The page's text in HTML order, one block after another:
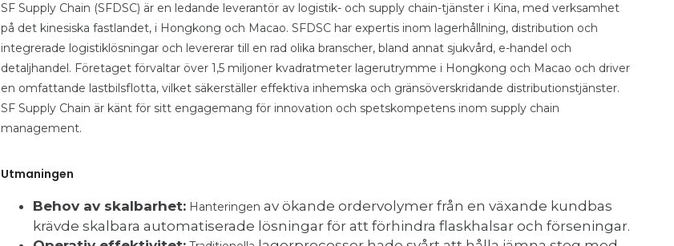
SF Supply Chain (SFDSC) är en ledande leverantör av logistik- och supply chain-tjänster i Kina, med verksamhet
på det kinesiska fastlandet, i Hongkong och Macao. SFDSC har expertis inom lagerhållning, distribution och
integrerade logistiklösningar och levererar till en rad olika branscher, bland annat sjukvård, e-handel och
detaljhandel. Företaget förvaltar över 1,5 miljoner kvadratmeter lagerutrymme i Hongkong och Macao och driver
en omfattande lastbilsflotta, vilket säkerställer effektiva inhemska och gränsöverskridande distributionstjänster.
SF Supply Chain är känt för sitt engagemang för innovation och spetskompetens inom supply chain
management.
Utmaningen
Behov av skalbarhet: Hanteringen av ökande ordervolymer från en växande kundbas
krävde skalbara automatiserade lösningar för att förhindra flaskhalsar och förseningar.